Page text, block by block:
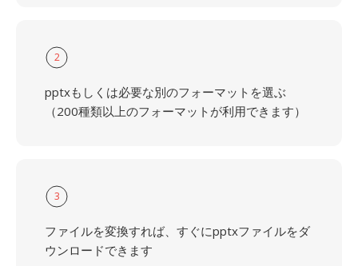
2
pptxもしくは必要な別のフォーマットを選ぶ
（200種類以上のフォーマットが利用できます）
3
ファイルを変換すれば、すぐにpptxファイルをダ
ウンロードできます